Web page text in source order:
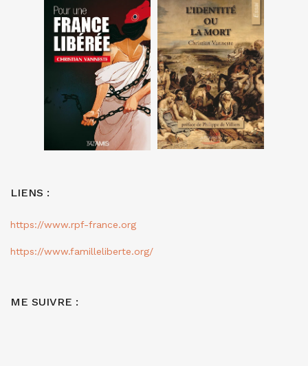
LIENS :
https://www.rpf-france.org
https://www.familleliberte.org/
ME SUIVRE :